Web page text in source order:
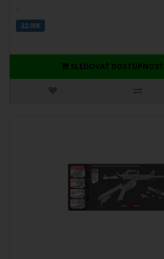
..
22,00€
SLEDOVAŤ DOSTUPNOSŤ